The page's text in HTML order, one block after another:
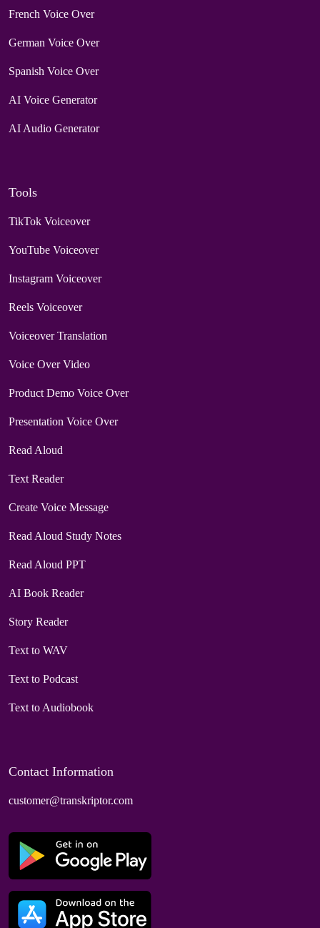
French Voice Over
German Voice Over
Spanish Voice Over
AI Voice Generator
AI Audio Generator
Tools
TikTok Voiceover
YouTube Voiceover
Instagram Voiceover
Reels Voiceover
Voiceover Translation
Voice Over Video
Product Demo Voice Over
Presentation Voice Over
Read Aloud
Text Reader
Create Voice Message
Read Aloud Study Notes
Read Aloud PPT
AI Book Reader
Story Reader
Text to WAV
Text to Podcast
Text to Audiobook
Contact Information
customer@transkriptor.com